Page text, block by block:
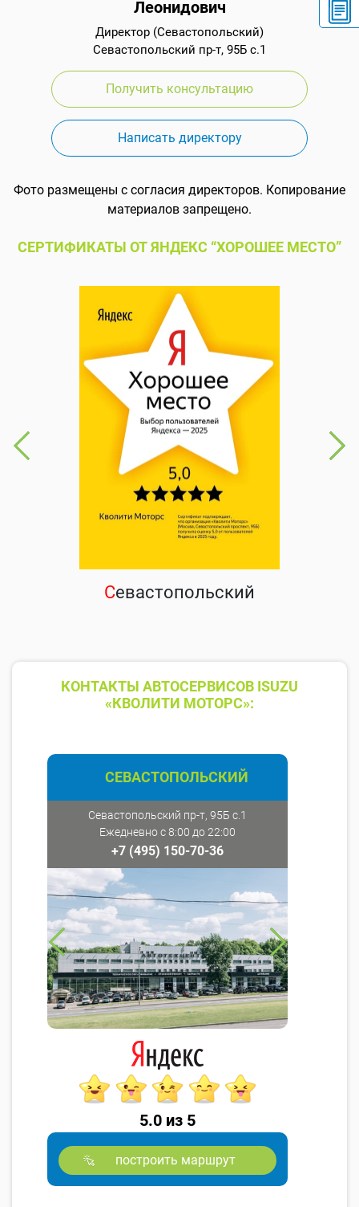
Леонидович
Директор (Севастопольский)
Севастопольский пр-т, 95Б с.1
Получить консультацию
Написать директору
Фото размещены с согласия директоров. Копирование
материалов запрещено.
СЕРТИФИКАТЫ ОТ ЯНДЕКС “ХОРОШЕЕ МЕСТО”
Севастопольский
КОНТАКТЫ АВТОСЕРВИСОВ ISUZU
«КВОЛИТИ МОТОРС»:
СЕВАСТОПОЛЬСКИЙ
Севастопольский пр-т, 95Б с.1
Ежедневно с 8:00 до 22:00
+7 (495) 150-70-36
5.0 из 5
построить маршрут